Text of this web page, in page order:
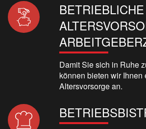
BETRIEBLICHE
Damit Sie sich in Ruhe
können bieten wir
Altersvorsorge an.